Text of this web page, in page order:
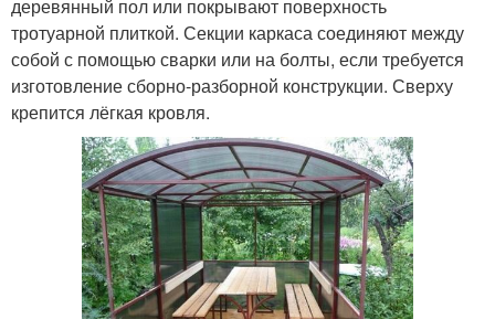
деревянный пол или покрывают поверхность
тротуарной плиткой. Секции каркаса соединяют между
собой с помощью сварки или на болты, если требуется
изготовление сборно-разборной конструкции. Сверху
крепится лёгкая кровля.